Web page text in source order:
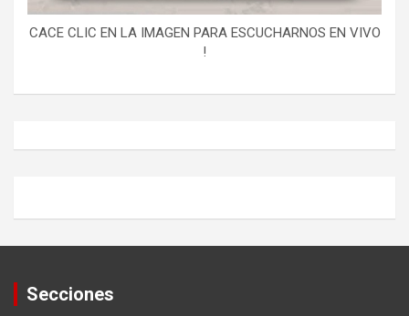
CACE CLIC EN LA IMAGEN PARA ESCUCHARNOS EN VIVO
!
Secciones